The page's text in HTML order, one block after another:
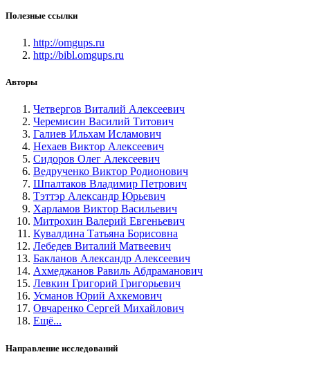
Полезные ссылки
http://omgups.ru
http://bibl.omgups.ru
Авторы
Четвергов Виталий Алексеевич
Черемисин Василий Титович
Галиев Ильхам Исламович
Нехаев Виктор Алексеевич
Сидоров Олег Алексеевич
Ведрученко Виктор Родионович
Шпалтаков Владимир Петрович
Тэттэр Александр Юрьевич
Харламов Виктор Васильевич
Митрохин Валерий Евгеньевич
Кувалдина Татьяна Борисовна
Лебедев Виталий Матвеевич
Бакланов Александр Алексеевич
Ахмеджанов Равиль Абдраманович
Левкин Григорий Григорьевич
Усманов Юрий Ахкемович
Овчаренко Сергей Михайлович
Ещё...
Направление исследований